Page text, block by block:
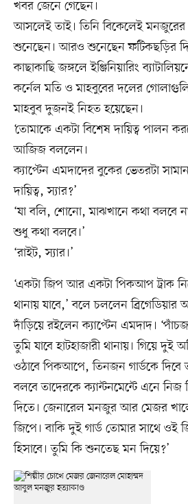
খবর জেনে গেছেন।
আসলেই তাই। তিনি বিকেলেই মনজুরের
শুনেছেন। আরও শুনেছেন ফটিকছড়ির
কাছাকাছি জঙ্গলে ইঞ্জিনিয়ারিং
কর্নেল মতি ও মাহবুবের দলের
মাহবুব দুজনই নিহত হয়েছেন।
‘তোমাকে একটা বিশেষ দায়িত্ব পালন
আজিজ বললেন।
ক্যাপ্টেন এমদাদের বুকের ভেতরটা
দায়িত্ব, স্যার?’
‘যা বলি, শোনো, মাঝখানে কথা
শুধু কথা বলবে।’
‘রাইট, স্যার।’
‘একটা জিপ আর একটা পিকআপ ট্রাক
থানায় যাবে,’ বলে চললেন
দাঁড়িয়ে রইলেন ক্যাপ্টেন এমদাদ।
তুমি যাবে হাটহাজারী থানায়। গিয়ে দুই
ওঠাবে পিকআপে, তিনজন গার্ডকে দিবে
বলবে তাদেরকে ক্যান্টনমেন্টে এনে নিজ
দিতে। জেনারেল মনজুর আর মেজর
জিপে। বাকি দুই গার্ড তোমার সাথে ওই
হিসাবে। তুমি কি শুনতেছ মন দিয়ে?’